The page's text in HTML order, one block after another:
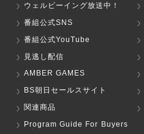
ウェルビーイング放送中！
番組公式SNS
番組公式YouTube
見逃し配信
AMBER GAMES
BS朝日セールスサイト
関連商品
Program Guide For Buyers